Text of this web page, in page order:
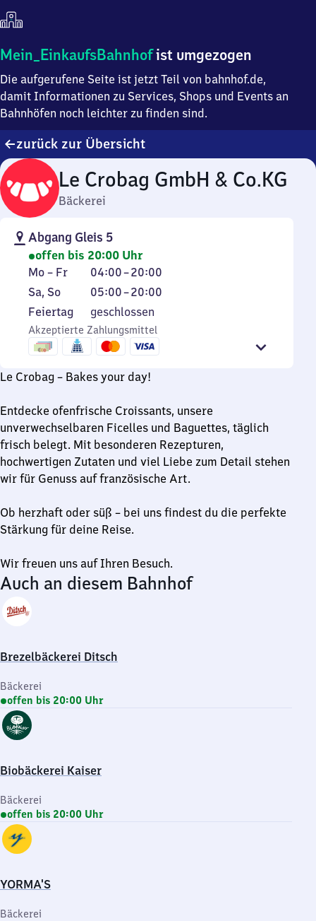
Mein
Einkaufsbahnhof
ist
umgezogen
Mein_EinkaufsBahnhofist umgezogen
Die aufgerufene Seite ist jetzt Teil von bahnhof.de,
damit Informationen zu Services, Shops und Events an
Bahnhöfen noch leichter zu finden sind.
zurück zur Übersicht
Le Crobag GmbH & Co.KG
Bäckerei
Abgang Gleis 5
offen bis 20:00 Uhr
Montag
bis
Freitag
Mo – Fr 04:00–20:00
Von
4
bis
20
Uhr
Samstag
und
Sonntag
Sa, So 05:00–20:00
Von
5
Uhr
bis
20
Uhr
Feiertag
Feiertag geschlossen
Akzeptierte Zahlungsmittel
Le Crobag – Bakes your day!
Entdecke ofenfrische Croissants, unsere
unverwechselbaren Ficelles und Baguettes, täglich
frisch belegt. Mit besonderen Rezepturen,
hochwertigen Zutaten und viel Liebe zum Detail stehen
wir für Genuss auf französische Art.
Ob herzhaft oder süß – bei uns findest du die perfekte
Stärkung für deine Reise.
Wir freuen uns auf Ihren Besuch.
Auch an diesem Bahnhof
Brezelbäckerei Ditsch
Bäckerei
offen bis 20:00 Uhr
Biobäckerei Kaiser
Bäckerei
offen bis 20:00 Uhr
YORMA'S
Bäckerei